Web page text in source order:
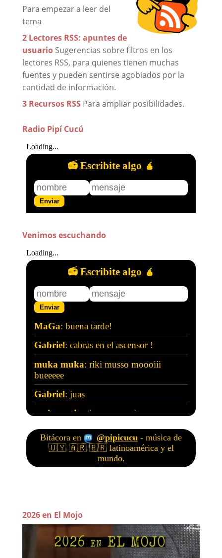
Para empezar a leer del
tema
2 Lectores RSS: apuntes de
usuarioSugerencias sobre filtros en los
lectores RSS, para quienes tienen muchas
fuentes y pueden sentirse agobiados por la
cantidad de información.
3 Recursos RSSPara ampliar posibilidades.
Radio Pipí Cucú
Venimos escuchando
2026 en El Mojo